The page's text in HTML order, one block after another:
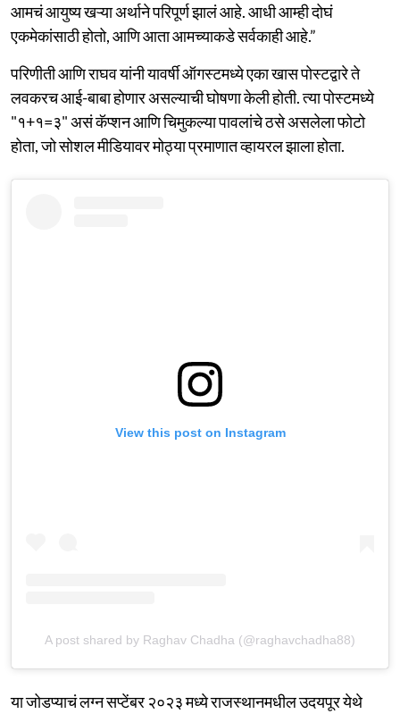
आमचं आयुष्य खऱ्या अर्थाने परिपूर्ण झालं आहे. आधी आम्ही दोघं
एकमेकांसाठी होतो, आणि आता आमच्याकडे सर्वकाही आहे.”
परिणीती आणि राघव यांनी यावर्षी ऑगस्टमध्ये एका खास पोस्टद्वारे ते
लवकरच आई-बाबा होणार असल्याची घोषणा केली होती. त्या पोस्टमध्ये
"१+१=३" असं कॅप्शन आणि चिमुकल्या पावलांचे ठसे असलेला फोटो
होता, जो सोशल मीडियावर मोठ्या प्रमाणात व्हायरल झाला होता.
View this post on Instagram
A post shared by Raghav Chadha (@raghavchadha88)
या जोडप्याचं लग्न सप्टेंबर २०२३ मध्ये राजस्थानमधील उदयपूर येथे